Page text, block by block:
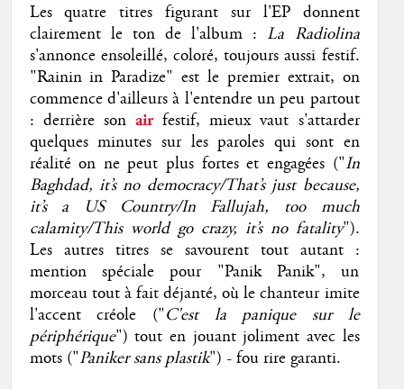
Les quatre titres figurant sur l'EP donnent
clairement le ton de l'album :La Radiolina
s'annonce ensoleillé, coloré, toujours aussi festif.
"Rainin in Paradize" est le premier extrait, on
commence d'ailleurs à l'entendre un peu partout
: derrière sonairfestif, mieux vaut s'attarder
quelques minutes sur les paroles qui sont en
réalité on ne peut plus fortes et engagées ("In
Baghdad, it’s no democracy/That’s just because,
it’s a US Country/In Fallujah, too much
calamity/This world go crazy, it’s no fatality").
Les autres titres se savourent tout autant :
mention spéciale pour "Panik Panik", un
morceau tout à fait déjanté, où le chanteur imite
l'accent créole ("C'est la panique sur le
périphérique") tout en jouant joliment avec les
mots ("Paniker sans plastik") - fou rire garanti.